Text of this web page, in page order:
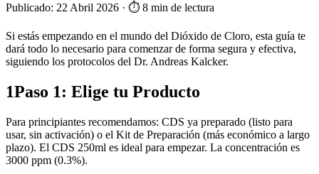
Publicado: 22 Abril 2026 · ⏱️ 8 min de lectura
Si estás empezando en el mundo del Dióxido de Cloro, esta guía te
dará todo lo necesario para comenzar de forma segura y efectiva,
siguiendo los protocolos del Dr. Andreas Kalcker.
1Paso 1: Elige tu Producto
Para principiantes recomendamos: CDS ya preparado (listo para
usar, sin activación) o el Kit de Preparación (más económico a largo
plazo). El CDS 250ml es ideal para empezar. La concentración es
3000 ppm (0.3%).